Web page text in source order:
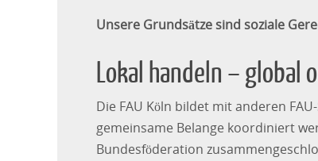
Unsere Grundsätze sind soziale
Lokal handeln – global
Die FAU Köln bildet mit anderen
gemeinsame Belange koordiniert
Bundesföderation